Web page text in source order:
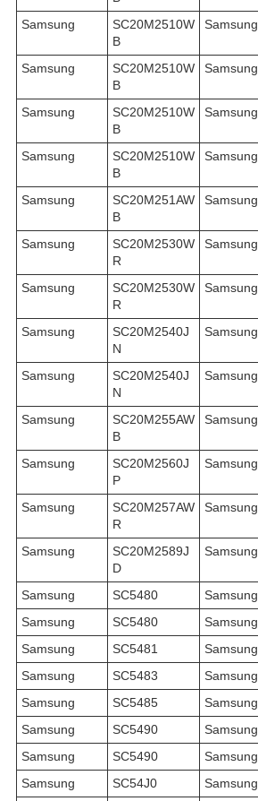
Samsung
SC20M2510W
B
Samsung
Samsung
SC20M2510W
B
Samsung
Samsung
SC20M2510W
B
Samsung
Samsung
SC20M2510W
B
Samsung
Samsung
SC20M251AW
B
Samsung
Samsung
SC20M2530W
R
Samsung
Samsung
SC20M2530W
R
Samsung
Samsung
SC20M2540J
N
Samsung
Samsung
SC20M2540J
N
Samsung
Samsung
SC20M255AW
B
Samsung
Samsung
SC20M2560J
P
Samsung
Samsung
SC20M257AW
R
Samsung
Samsung
SC20M2589J
D
Samsung
Samsung
SC5480 Samsung
Samsung
SC5480 Samsung
Samsung
SC5481 Samsung
Samsung
SC5483 Samsung
Samsung
SC5485 Samsung
Samsung
SC5490 Samsung
Samsung
SC5490 Samsung
Samsung
SC54J0 Samsung